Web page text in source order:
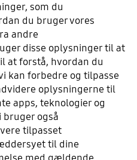
som du
du bruger vores
andre
disse oplysninger til at
at forstå, hvordan du
kan forbedre og tilpasse
oplysningerne til
apps, teknologier og
bruger også
tilpasset
til dine